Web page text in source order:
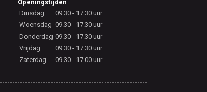
Openingstijden
Dinsdag
09.30 - 17.30 uur
Woensdag 09.30 - 17.30 uur
Donderdag 09.30 - 17.30 uur
Vrijdag
09.30 - 17.30 uur
Zaterdag
09.30 - 17.00 uur